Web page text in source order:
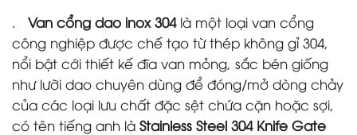
. Van cổng dao inox 304là một loại van cổng
công nghiệp được chế tạo từ thép không gỉ 304,
nổi bật cới thiết kế đĩa van mỏng, sắc bén giống
như lưỡi dao chuyên dùng để đóng/mở dòng chảy
của các loại lưu chất đặc sệt chứa cặn hoặc sợi,
có tên tiếng anh là Stainless Steel 304 Knife Gate